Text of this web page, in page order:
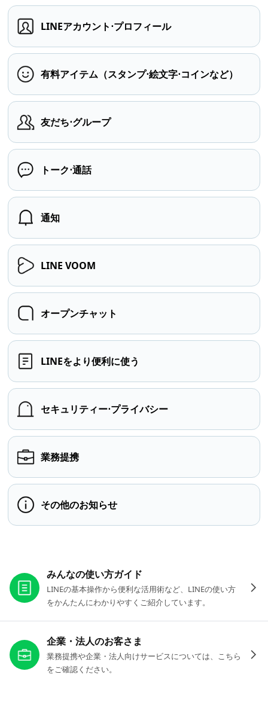
LINEアカウント⋅プロフィール
有料アイテム（スタンプ⋅絵文字⋅コインなど）
友だち⋅グループ
トーク⋅通話
通知
LINE VOOM
オープンチャット
LINEをより便利に使う
セキュリティー⋅プライバシー
業務提携
その他のお知らせ
みんなの使い方ガイド
LINEの基本操作から便利な活用術など、LINEの使い方
をかんたんにわかりやすくご紹介しています。
企業・法人のお客さま
業務提携や企業・法人向けサービスについては、こちら
をご確認ください。